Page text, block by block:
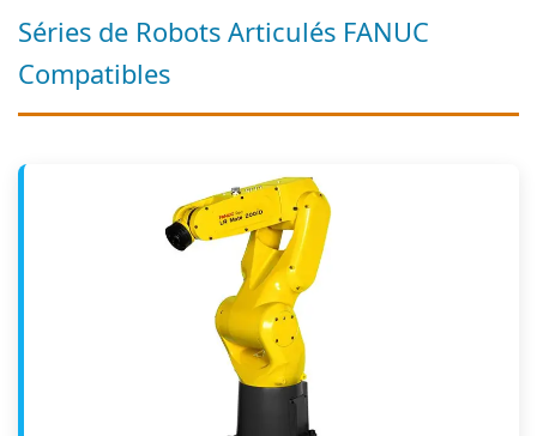
Séries de Robots Articulés FANUC
Compatibles